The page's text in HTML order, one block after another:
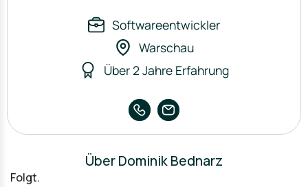
Softwareentwickler
Warschau
Über 2 Jahre Erfahrung
Über Dominik Bednarz
Folgt.